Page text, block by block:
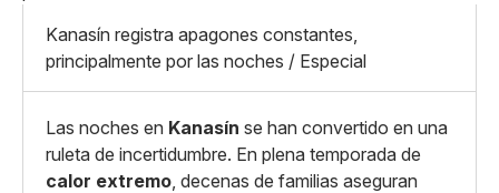
X
Whatsapp
Copiar enlace
Grande
Kanasín registra apagones constantes,
principalmente por las noches / Especial
Las noches en Kanasín se han convertido en una
ruleta de incertidumbre. En plena temporada de
calor extremo, decenas de familias aseguran